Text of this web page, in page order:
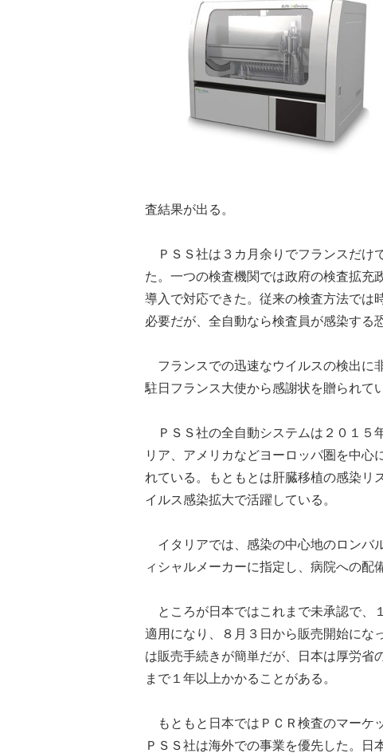
査結果が出る。
ＰＳＳ社は３カ月余りでフランスだけ
た。一つの検査機関では政府の検査拡充
導入で対応できた。従来の検査方法では
必要だが、全自動なら検査員が感染する
フランスでの迅速なウイルスの検出に
駐日フランス大使から感謝状を贈られて
ＰＳＳ社の全自動システムは２０１５
リア、アメリカなどヨーロッパ圏を中心
れている。もともとは肝臓移植の感染リ
イルス感染拡大で活躍している。
イタリアでは、感染の中心地のロンバ
ィシャルメーカーに指定し、病院への配
ところが日本ではこれまで未承認で、
適用になり、８月３日から販売開始にな
は販売手続きが簡単だが、日本は厚労省
まで１年以上かかることがある。
もともと日本ではＰＣＲ検査のマーケ
ＰＳＳ社は海外での事業を優先した。